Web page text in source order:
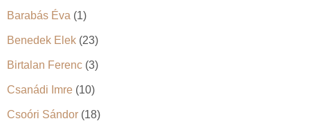
Barabás Éva (1)
Benedek Elek (23)
Birtalan Ferenc (3)
Csanádi Imre (10)
Csoóri Sándor (18)